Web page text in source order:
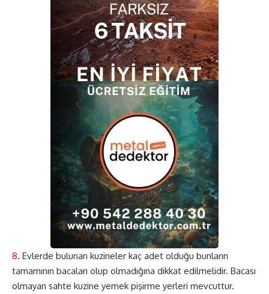
8. Evlerde bulunan kuzineler kaç adet olduğu bunların
tamamının bacaları olup olmadığına dikkat edilmelidir. Bacası
olmayan sahte kuzine yemek pişirme yerleri mevcuttur.